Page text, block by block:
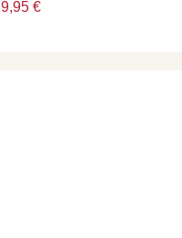
FOR YOU -
MOP).
€